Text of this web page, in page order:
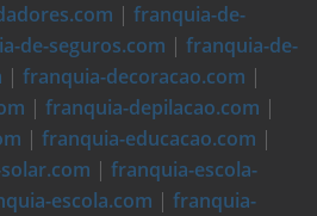
| franquia-de-
de-seguros.com | franquia-de-
| franquia-decoracao.com |
| franquia-depilacao.com |
| franquia-educacao.com |
| franquia-escola-
escola.com | franquia-